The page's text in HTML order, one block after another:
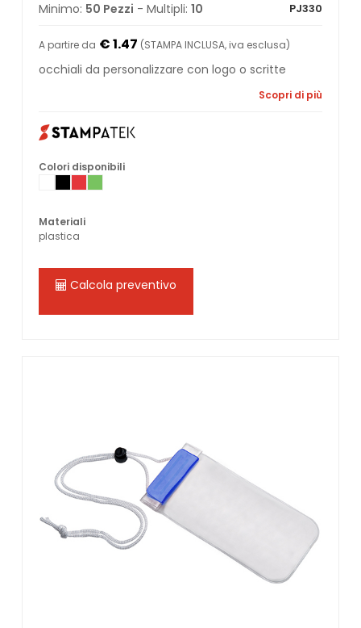
Minimo: 50 Pezzi - Multipli: 10 PJ330
A partire da € 1.47 (STAMPA INCLUSA, iva esclusa)
occhiali da personalizzare con logo o scritte
Scopri di più
Colori disponibili
Materiali
plastica
Calcola preventivo